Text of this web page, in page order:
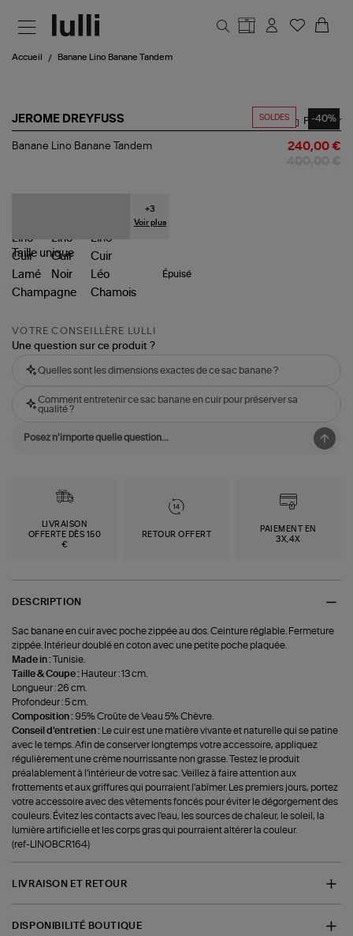
Accueil Banane Lino Banane Tandem
SOLDES -40%
JEROME DREYFUSS
Banane
Partager
Banane Lino Banane Tandem 240,00 €
+3
Voir plus
Taille unique
Épuisé
VOTRE CONSEILLÈRE LULLI
Une question sur ce produit ?
Quelles sont les dimensions exactes de ce sac banane ?
Comment entretenir ce sac banane en cuir pour préserver sa
qualité ?
LIVRAISON
OFFERTE DÈS 150
€
RETOUR OFFERT
PAIEMENT EN
3X,4X
DESCRIPTION
Sac banane en cuir avec poche zippée au dos. Ceinture réglable. Fermeture
zippée. Intérieur doublé en coton avec une petite poche plaquée.
Made in :Tunisie.
Taille & Coupe : Hauteur : 13 cm.
Longueur : 26 cm.
Profondeur : 5 cm.
Composition : 95% Croûte de Veau 5% Chèvre.
Conseil d'entretien :
Le cuir est une matière vivante et naturelle qui se patine
avec le temps. Afin de conserver longtemps votre accessoire, appliquez
régulièrement une crème nourrissante non grasse. Testez le produit
préalablement à l'intérieur de votre sac. Veillez à faire attention aux
frottements et aux griffures qui pourraient l'abîmer. Les premiers jours, portez
votre accessoire avec des vêtements foncés pour éviter le dégorgement des
couleurs. Évitez les contacts avec l'eau, les sources de chaleur, le soleil, la
lumière artificielle et les corps gras qui pourraient altérer la couleur.
(ref-LINOBCR164)
LIVRAISON ET RETOUR
DISPONIBILITÉ BOUTIQUE